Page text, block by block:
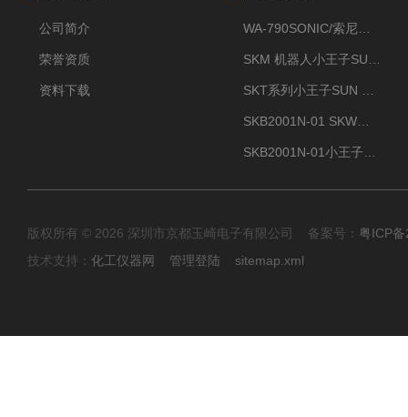
公司简介
荣誉资质
资料下载
版权所有 © 2026 深圳市京都玉崎电子有限公司 备案号： 粤ICP
技术支持： 化工仪器网 管理登陆 sitemap.xml